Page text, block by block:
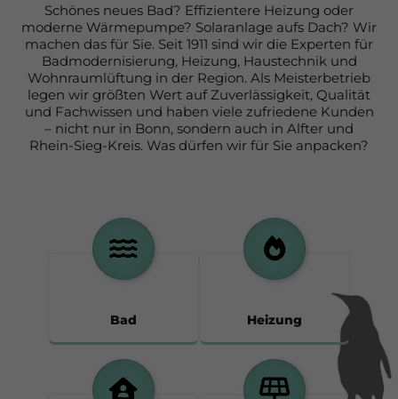
Schönes neues Bad? Effizientere Heizung oder
moderne Wärmepumpe? Solaranlage aufs Dach? Wir
machen das für Sie. Seit 1911 sind wir die Experten für
Badmodernisierung, Heizung, Haustechnik und
Wohnraumlüftung in der Region. Als Meisterbetrieb
legen wir größten Wert auf Zuverlässigkeit, Qualität
und Fachwissen und haben viele zufriedene Kunden
– nicht nur in Bonn, sondern auch in Alfter und
Rhein-Sieg-Kreis. Was dürfen wir für Sie anpacken?
Bad Heizung